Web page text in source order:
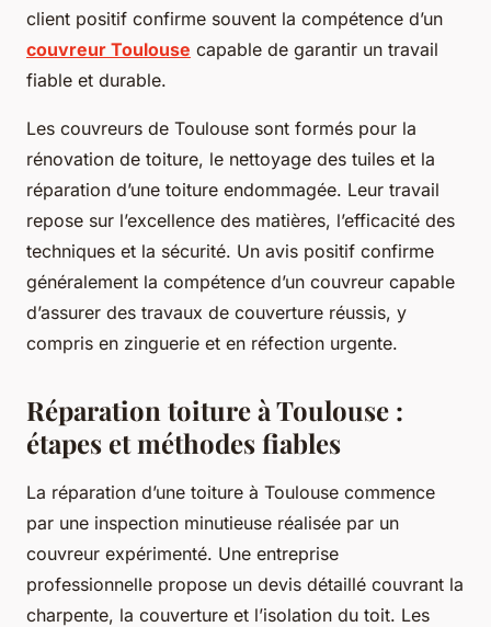
client positif confirme souvent la compétence d’un
couvreur Toulouse capable de garantir un travail
fiable et durable.
Les couvreurs de Toulouse sont formés pour la
rénovation de toiture, le nettoyage des tuiles et la
réparation d’une toiture endommagée. Leur travail
repose sur l’excellence des matières, l’efficacité des
techniques et la sécurité. Un avis positif confirme
généralement la compétence d’un couvreur capable
d’assurer des travaux de couverture réussis, y
compris en zinguerie et en réfection urgente.
Réparation toiture à Toulouse :
étapes et méthodes fiables
La réparation d’une toiture à Toulouse commence
par une inspection minutieuse réalisée par un
couvreur expérimenté. Une entreprise
professionnelle propose un devis détaillé couvrant la
charpente, la couverture et l’isolation du toit. Les